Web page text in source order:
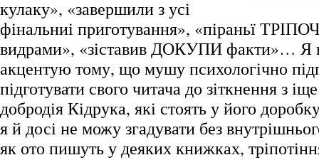
кулаку», «завершили з усі
фінальниі приготування», «піраньї
видрами», «зіставив ДОКУПИ факти»… Я
акцентую тому, що мушу психологічно
підготувати свого читача до зіткнення з
добродія Кідрука, які стоять у його
я й досі не можу згадувати без
як ото пишуть у деяких книжках,